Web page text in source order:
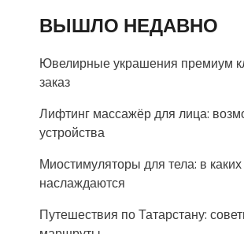
ВЫШЛО НЕДАВНО
Ювелирные украшения премиум
заказ
Лифтинг массажёр для лица:
устройства
Миостимуляторы для тела: в
наслаждаются
Путешествия по Татарстану: